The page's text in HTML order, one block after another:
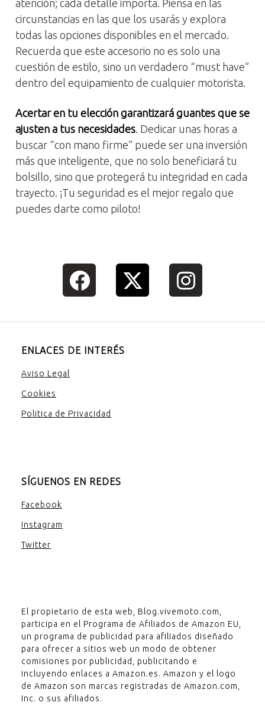
atención; cada detalle importa. Piensa en las
circunstancias en las que los usarás y explora
todas las opciones disponibles en el mercado.
Recuerda que este accesorio no es solo una
cuestión de estilo, sino un verdadero “must have”
dentro del equipamiento de cualquier motorista.
Acertar en tu elección garantizará guantes que se
ajusten a tus necesidades. Dedicar unas horas a
buscar “con mano firme” puede ser una inversión
más que inteligente, que no solo beneficiará tu
bolsillo, sino que protegerá tu integridad en cada
trayecto. ¡Tu seguridad es el mejor regalo que
puedes darte como piloto!
ENLACES DE INTERÉS
Aviso Legal
Cookies
Politica de Privacidad
SÍGUENOS EN REDES
Facebook
Instagram
Twitter
El propietario de esta web, Blog.vivemoto.com,
participa en el Programa de Afiliados de Amazon EU,
un programa de publicidad para afiliados diseñado
para ofrecer a sitios web un modo de obtener
comisiones por publicidad, publicitando e
incluyendo enlaces a Amazon.es. Amazon y el logo
de Amazon son marcas registradas de Amazon.com,
Inc. o sus afiliados.